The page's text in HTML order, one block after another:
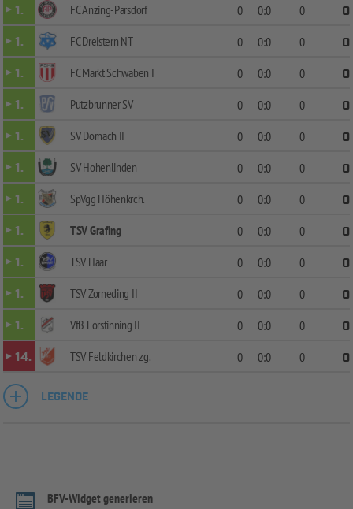
1.
FC Anzing-Parsdorf 0 0:0 0
0
1.
FC Dreistern NT 0 0:0 0
0
1.
FC Markt Schwaben I 0 0:0 0
0
1.
Putzbrunner SV 0 0:0 0
0
1.
SV Dornach II 0 0:0 0
0
1.
SV Hohenlinden 0 0:0 0
0
1.
SpVgg Höhenkrch. 0 0:0 0
0
1.
TSV Grafing 0 0:0 0
0
1.
TSV Haar 0 0:0 0
0
1.
TSV Zorneding II 0 0:0 0
0
1.
VfB Forstinning II 0 0:0 0
0
14.
TSV Feldkirchen zg. 0 0:0 0 0
LEGENDE
BFV-Widget generieren